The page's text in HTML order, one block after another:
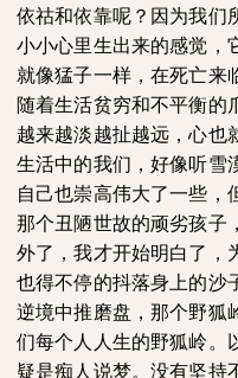
依祜和依靠呢？因为我们
小小心里生出来的感觉，
就像猛子一样，在死亡来
随着生活贫穷和不平衡的
越来越淡越扯越远，心也
生活中的我们，好像听雪
自己也崇高伟大了一些，
那个丑陋世故的顽劣孩子
外了，我才开始明白了，
也得不停的抖落身上的沙
逆境中推磨盘，那个野狐
们每个人人生的野狐岭。
疑是痴人说梦。没有坚持